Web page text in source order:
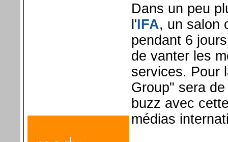
Dans un peu
l'IFA, un salon
pendant 6
de vanter les
services. Pour
Group" sera
buzz avec
médias